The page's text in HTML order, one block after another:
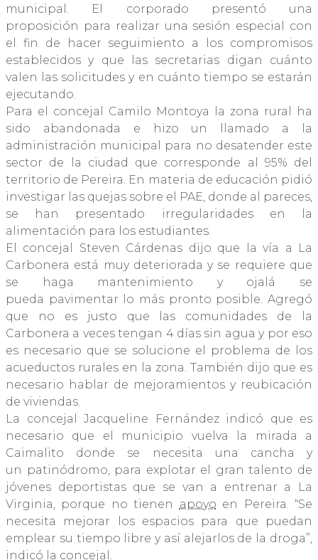
municipal. El corporado presentó una
proposición para realizar una sesión especial con
el fin de hacer seguimiento a los compromisos
establecidos y que las secretarias digan cuánto
valen las solicitudes y en cuánto tiempo se estarán
ejecutando.
Para el concejal Camilo Montoya la zona rural ha
sido abandonada e hizo un llamado a la
administración municipal para no desatender este
sector de la ciudad que corresponde al 95% del
territorio de Pereira. En materia de educación pidió
investigar las quejas sobre el PAE, donde al pareces,
se han presentado irregularidades en la
alimentación para los estudiantes.
El concejal Steven Cárdenas dijo que la vía a La
Carbonera está muy deteriorada y se requiere que
se haga mantenimiento y ojalá se
pueda pavimentar lo más pronto posible. Agregó
que no es justo que las comunidades de la
Carbonera a veces tengan 4 días sin agua y por eso
es necesario que se solucione el problema de los
acueductos rurales en la zona. También dijo que es
necesario hablar de mejoramientos y reubicación
de viviendas.
La concejal Jacqueline Fernández indicó que es
necesario que el municipio vuelva la mirada a
Caimalito donde se necesita una cancha y
un patinódromo, para explotar el gran talento de
jóvenes deportistas que se van a entrenar a La
Virginia, porque no tienen apoyo en Pereira. “Se
necesita mejorar los espacios para que puedan
emplear su tiempo libre y así alejarlos de la droga”,
indicó la concejal.